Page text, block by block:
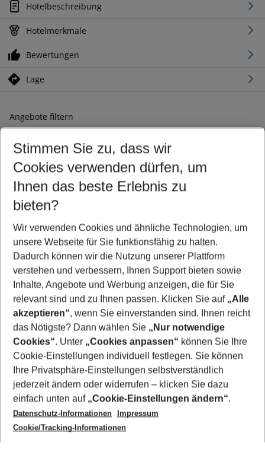
Hotelbeschreibung
Hotelmerkmale
Bewertungen
Lage
Angebote filtern
Ändern Sie Ihre Kriterien nach Ihren Wünschen
Abflughafen wählen
Beliebiger Abflughafen
Reisezeitraum wählen
11.08.26– 09.08.27 5-8 Nächte
2 Erwachsene Keine Kinder
Mehr Filter anzeigen
Footer
Footer navigation
Über uns
AGB
Cookie-Einstellungen ändern
Cookie-Richtlinie
Datenschutz
Service & Hilfe
Barrierefreies Reisen
Check-in
Folgen Sie uns
Stimmen Sie zu, dass wir
Cookies verwenden dürfen, um
Ihnen das beste Erlebnis zu
bieten?
Wir verwenden Cookies und ähnliche Technologien, um
unsere Webseite für Sie funktionsfähig zu halten.
Dadurch können wir die Nutzung unserer Plattform
verstehen und verbessern, Ihnen Support bieten sowie
Inhalte, Angebote und Werbung anzeigen, die für Sie
relevant sind und zu Ihnen passen. Klicken Sie auf „Alle
akzeptieren“, wenn Sie einverstanden sind. Ihnen reicht
das Nötigste? Dann wählen Sie „Nur notwendige
Cookies“. Unter „Cookies anpassen“ können Sie Ihre
Cookie-Einstellungen individuell festlegen. Sie können
Ihre Privatsphäre-Einstellungen selbstverständlich
jederzeit ändern oder widerrufen – klicken Sie dazu
einfach unten auf „Cookie-Einstellungen ändern“.
Datenschutz-Informationen
Impressum
Cookie/Tracking-Informationen